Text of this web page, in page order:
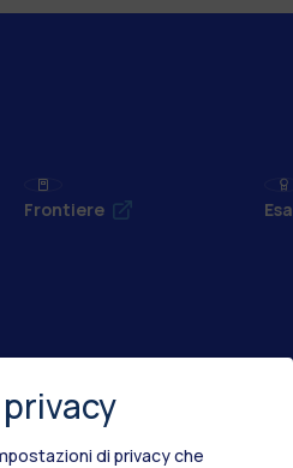
Frontiere
di privacy che